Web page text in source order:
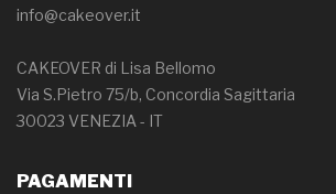
info@cakeover.it
CAKEOVER di Lisa Bellomo
Via S.Pietro 75/b, Concordia Sagittaria
30023 VENEZIA - IT
PAGAMENTI